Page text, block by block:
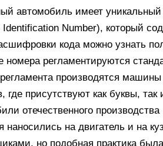
автомобиль имеет
Identification Number), который
кода можно узнать
регламентируются
производятся
где присутствуют как буквы,
отечественного
наносились на двигатель и на
но подобная практика